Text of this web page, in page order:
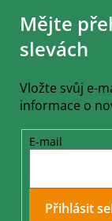
Mějte
slevách
Vložte svůj e-
informace o
E-mail